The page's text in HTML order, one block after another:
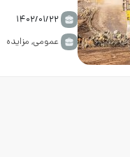
۱۴۰۲/۰۱/۲۲
عمومی, مزایده